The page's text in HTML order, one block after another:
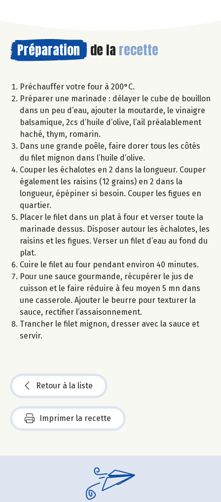
Préparation de la recette
Préchauffer votre four à 200°C.
Préparer une marinade : délayer le cube de bouillon
dans un peu d’eau, ajouter la moutarde, le vinaigre
balsamique, 2cs d’huile d’olive, l’ail préalablement
haché, thym, romarin.
Dans une grande poêle, faire dorer tous les côtés
du filet mignon dans l’huile d’olive.
Couper les échalotes en 2 dans la longueur. Couper
également les raisins (12 grains) en 2 dans la
longueur, épépiner si besoin. Couper les figues en
quartier.
Placer le filet dans un plat à four et verser toute la
marinade dessus. Disposer autour les échalotes, les
raisins et les figues. Verser un filet d’eau au fond du
plat.
Cuire le filet au four pendant environ 40 minutes.
Pour une sauce gourmande, récupérer le jus de
cuisson et le faire réduire à feu moyen 5 mn dans
une casserole. Ajouter le beurre pour texturer la
sauce, rectifier l’assaisonnement.
Trancher le filet mignon, dresser avec la sauce et
servir.
Retour à la liste
Imprimer la recette